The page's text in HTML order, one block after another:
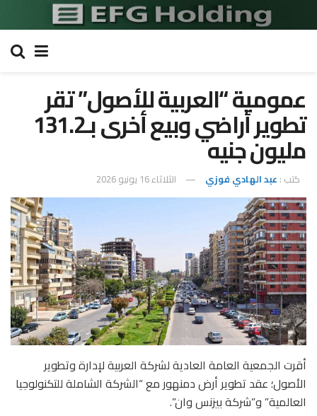
عمومية “العربية للأصول” تقر
تطوير أراضي وبيع أخرى بـ131.2
مليون جنيه
كتب : عبد الهادي فوزي الثلاثاء 16 يونيو 2026
أقرت الجمعية العامة العادية لشركة العربية لإدارة وتطوير
الأصول؛ عقد تطوير أرض دمنهور مع “الشركة الشاملة للتكنولوجيا
العالمية” و”شركة بيزنس وان”.